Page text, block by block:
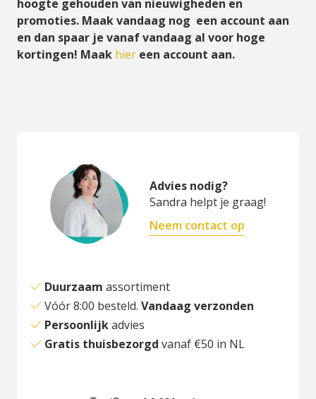
hoogte gehouden van nieuwigheden en
promoties. Maak vandaag nog een account aan
en dan spaar je vanaf vandaag al voor hoge
kortingen! Maak hier een account aan.
Advies nodig?
Sandra helpt je graag!
Neem contact op
Duurzaam assortiment
Vóór 8:00 besteld. Vandaag verzonden
Persoonlijkadvies
Gratis thuisbezorgd vanaf €50 in NL